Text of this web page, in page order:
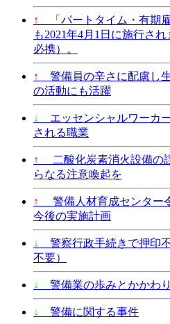
↑
「パートタイム・有期
も2021年4月1日に施行さ
必携）。
↑
警備員の辛さに配慮し
の活動にも活躍
↓
エッセンシャルワーカ
される職業
↑
二酸化炭素消火設備の
らなる注意喚起を
↑
警備人材育成センター
今後の実施計画
↓
警察行政手続きで押印
不要）
↓ 警備業の歩みとかかわ
↓ 警備に関する事件